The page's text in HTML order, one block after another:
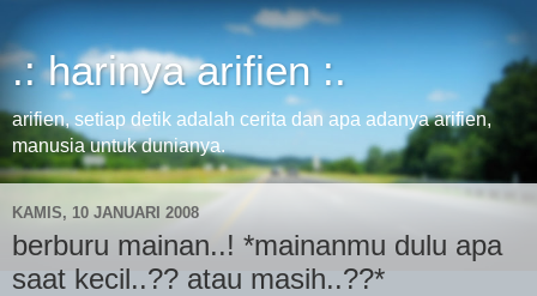
.: harinya arifien :.
arifien, setiap detik adalah cerita dan apa adanya arifien,
manusia untuk dunianya.
KAMIS, 10 JANUARI 2008
berburu mainan..! *mainanmu dulu apa
saat kecil..?? atau masih..??*